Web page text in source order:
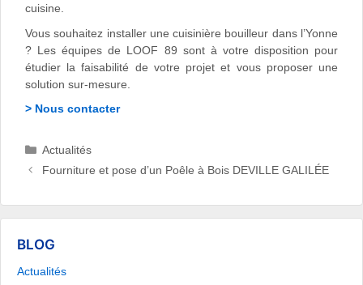
cuisine.
Vous souhaitez installer une cuisinière bouilleur dans l’Yonne
? Les équipes de LOOF 89 sont à votre disposition pour
étudier la faisabilité de votre projet et vous proposer une
solution sur-mesure.
> Nous contacter
Catégories
Actualités
Fourniture et pose d’un Poêle à Bois DEVILLE GALILÉE
BLOG
Actualités